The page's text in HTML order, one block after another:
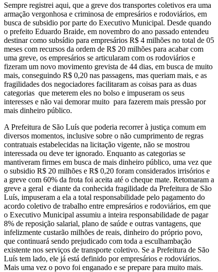
Sempre registrei aqui, que a greve dos transportes coletivos era uma
armação vergonhosa e criminosa de empresários e rodoviários, em
busca de subsidio por parte do Executivo Municipal. Desde quando
o prefeito Eduardo Braide, em novembro do ano passado entendeu
destinar como subsídio para empresários R$ 4 milhões no total de 05
meses com recursos da ordem de R$ 20 milhões para acabar com
uma greve, os empresários se articularam com os rodoviários e
fizeram um novo movimento grevista de 44 dias, em busca de muito
mais, conseguindo R$ 0,20 nas passagens, mas queriam mais, e as
fragilidades dos negociadores facilitaram as coisas para as duas
categorias que meterem eles no bolso e impuseram os seus
interesses e não vai demorar muito para fazerem mais pressão por
mais dinheiro público.
A Prefeitura de São Luís que poderia recorrer à justiça comum em
diversos momentos, inclusive sobre o não cumprimento de regras
contratuais estabelecidas na licitação vigente, não se mostrou
interessada ou deve ter ignorado. Enquanto as categorias se
mantiveram firmes em busca de mais dinheiro público, uma vez que
o subsidio R$ 20 milhões e R$ 0,20 foram considerados irrisórios e
a greve com 60% da frota foi aceita até o cheque mate. Retomaram a
greve a geral e diante da conhecida fragilidade da Prefeitura de São
Luís, impuseram a ela a total responsabilidade pelo pagamento do
acordo coletivo de trabalho entre empresários e rodoviários, em que
o Executivo Municipal assumiu a inteira responsabilidade de pagar
8% de reposição salarial, plano de saúde e outras vantagens, que
infelizmente custarão milhões de reais, dinheiro do próprio povo,
que continuará sendo prejudicado com toda a esculhambação
existente nos serviços de transporte coletivo. Se a Prefeitura de São
Luís tem lado, ele já está definido por empresários e rodoviários.
Mais uma vez o povo foi enganado e se prepare para muito mais.